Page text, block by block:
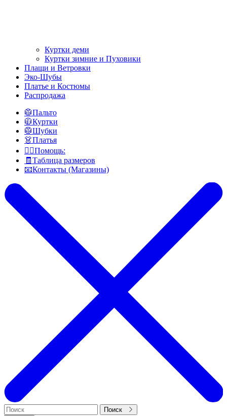
Куртки деми
Куртки зимние и Пуховики
Плащи и Ветровки
Эко-Шубы
Платье и Костюмы
Распродажа
🥼Пальто
🧥Куртки
🥼Шубки
👗Платья
👍🏻Помощь:
🧾Таблица размеров
📧Контакты (Магазины)
Поиск